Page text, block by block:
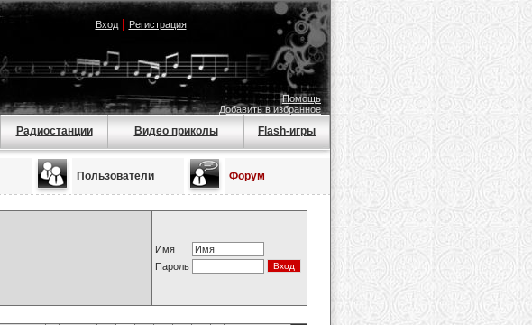
Вход| Регистрация
Помощь
Добавить в избранное
Радиостанции Видео приколы Flash-игры
Пользователи Форум
Имя
Пароль